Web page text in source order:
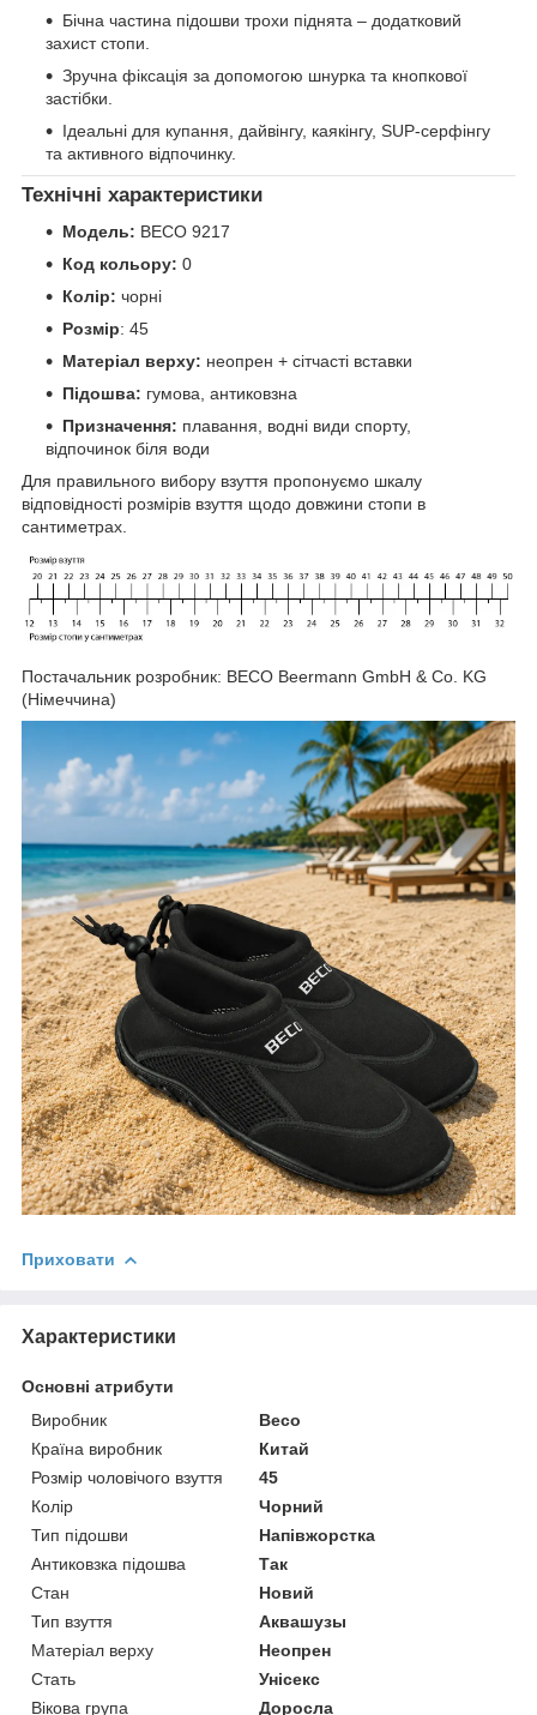
Бічна частина підошви трохи піднята – додатковий
захист стопи.
Зручна фіксація за допомогою шнурка та кнопкової
застібки.
Ідеальні для купання, дайвінгу, каякінгу, SUP-серфінгу
та активного відпочинку.
Технічні характеристики
Модель: BECO 9217
Код кольору: 0
Колір: чорні
Розмір: 45
Матеріал верху: неопрен + сітчасті вставки
Підошва: гумова, антиковзна
Призначення: плавання, водні види спорту,
відпочинок біля води
Для правильного вибору взуття пропонуємо шкалу
відповідності розмірів взуття щодо довжини стопи в
сантиметрах.
Постачальник розробник: BECO Beermann GmbH & Co. KG
(Німеччина)
Приховати
Характеристики
Основні атрибути
Виробник
Beco
Країна виробник
Китай
Розмір чоловічого взуття
45
Колір
Чорний
Тип підошви
Напівжорстка
Антиковзка підошва
Так
Стан
Новий
Тип взуття
Аквашузы
Матеріал верху
Неопрен
Стать
Унісекс
Вікова група
Доросла